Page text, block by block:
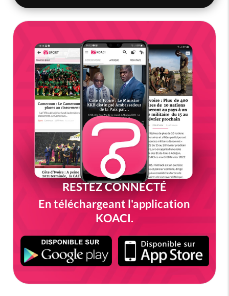
RESTEZ CONNECTÉ
En téléchargeant l'application
KOACI.